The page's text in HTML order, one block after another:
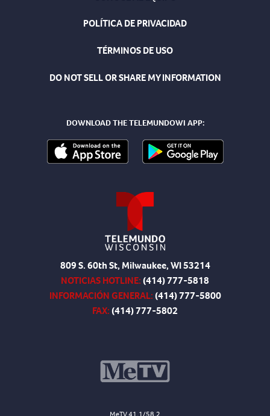
POLÍTICA DE PRIVACIDAD
TÉRMINOS DE USO
DO NOT SELL OR SHARE MY INFORMATION
DOWNLOAD THE TELEMUNDOWI APP:
809 S. 60th St, Milwaukee, WI 53214
NOTICIAS HOTLINE:(414) 777-5818
INFORMACIÓN GENERAL:(414) 777-5800
FAX:(414) 777-5802